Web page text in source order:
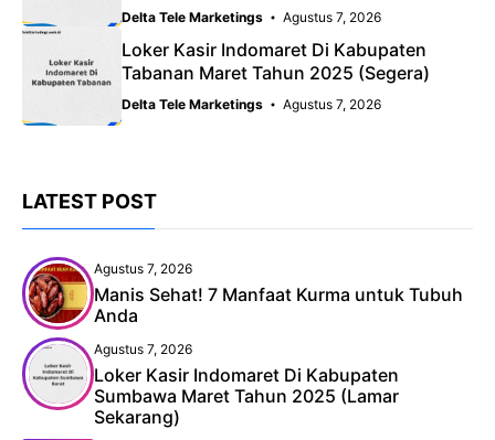
Delta Tele Marketings Agustus 7, 2026
Loker Kasir Indomaret Di Kabupaten
Tabanan Maret Tahun 2025 (Segera)
Delta Tele Marketings Agustus 7, 2026
LATEST POST
Agustus 7, 2026
Manis Sehat! 7 Manfaat Kurma untuk Tubuh
Anda
Agustus 7, 2026
Loker Kasir Indomaret Di Kabupaten
Sumbawa Maret Tahun 2025 (Lamar
Sekarang)